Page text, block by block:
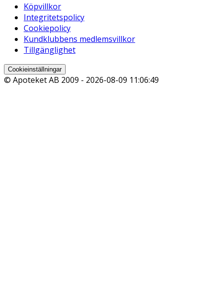
Köpvillkor
Integritetspolicy
Cookiepolicy
Kundklubbens medlemsvillkor
Tillgänglighet
Cookieinställningar
© Apoteket AB 2009 - 2026-08-09 11:06:49